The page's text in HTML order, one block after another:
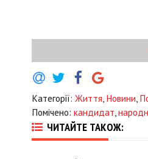
Категорії: Життя, Новини,
Помічено: кандидат,
ЧИТАЙТЕ ТАКОЖ: